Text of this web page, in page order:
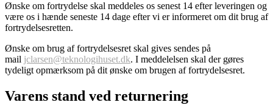
Ønske om fortrydelse skal meddeles os senest 14 efter leveringen og
være os i hænde seneste 14 dage efter vi er informeret om dit brug af
fortrydelsesretten.
Ønske om brug af fortrydelsesret skal gives sendes på
mail jclarsen@teknologihuset.dk. I meddelelsen skal der gøres
tydeligt opmærksom på dit ønske om brugen af fortrydelsesret.
Varens stand ved returnering